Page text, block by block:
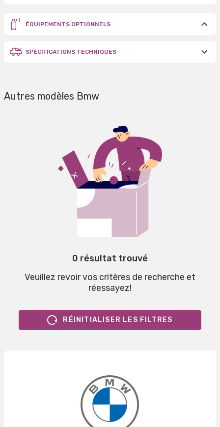
ÉQUIPEMENTS OPTIONNELS
SPÉCIFICATIONS TECHNIQUES
Autres modèles Bmw
0 résultat trouvé
Veuillez revoir vos critères de recherche et
réessayez!
RÉINITIALISER LES FILTRES